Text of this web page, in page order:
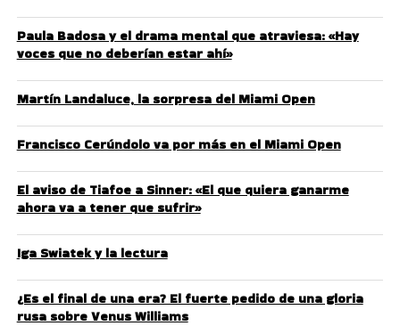
Paula Badosa y el drama mental que atraviesa: «Hay
voces que no deberían estar ahí»
Martín Landaluce, la sorpresa del Miami Open
Francisco Cerúndolo va por más en el Miami Open
El aviso de Tiafoe a Sinner: «El que quiera ganarme
ahora va a tener que sufrir»
Iga Swiatek y la lectura
¿Es el final de una era? El fuerte pedido de una gloria
rusa sobre Venus Williams